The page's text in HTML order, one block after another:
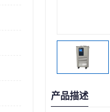
产品描述